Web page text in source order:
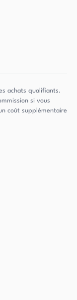
achats qualifiants.
si vous
coût supplémentaire